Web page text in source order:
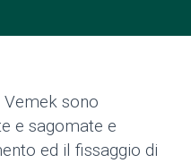
sono
e sagomate e
ed il fissaggio di